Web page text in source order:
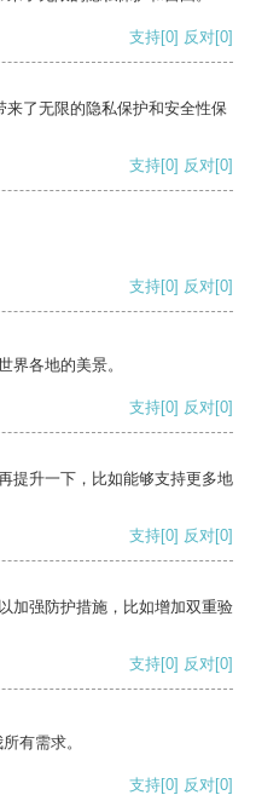
支持[0] 反对[0]
了无限的隐私保护和安全性保
支持[0] 反对[0]
支持[0] 反对[0]
界各地的美景。
支持[0] 反对[0]
提升一下，比如能够支持更多地
支持[0] 反对[0]
加强防护措施，比如增加双重验
支持[0] 反对[0]
有需求。
支持[0] 反对[0]